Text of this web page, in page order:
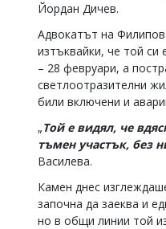
Йордан Дичев.
Адвокатът на
изтъквайки, че той
– 28 февруари, а
светлоотразителни
били включени и
„Той е видял, че
тъмен участък, без
Василева.
Камен днес
започна да заеква и
но в общи линии той